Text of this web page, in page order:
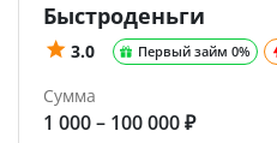
Быстроденьги
3.0 Первый займ 0%
Сумма
1 000 – 100 000 ₽